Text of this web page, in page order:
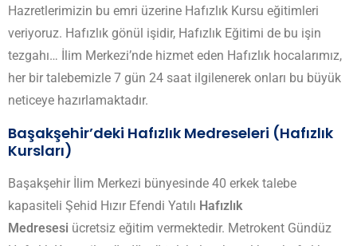
Hazretlerimizin bu emri üzerine Hafızlık Kursu eğitimleri
veriyoruz. Hafızlık gönül işidir, Hafızlık Eğitimi de bu işin
tezgahı… İlim Merkezi’nde hizmet eden Hafızlık hocalarımız,
her bir talebemizle 7 gün 24 saat ilgilenerek onları bu büyük
neticeye hazırlamaktadır.
Başakşehir’deki Hafızlık Medreseleri (Hafızlık
Kursları)
Başakşehir İlim Merkezi bünyesinde 40 erkek talebe
kapasiteli Şehid Hızır Efendi Yatılı Hafızlık
Medresesi ücretsiz eğitim vermektedir. Metrokent Gündüz